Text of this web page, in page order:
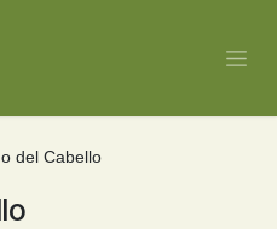
del Cabello